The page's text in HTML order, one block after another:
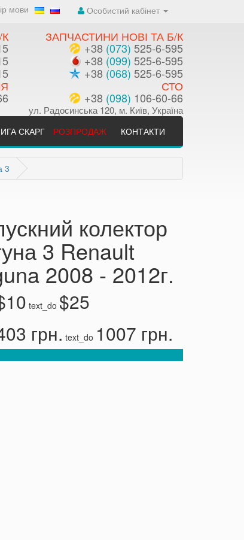
мови Особистий кабінет
ЗАПЧАСТИНИ НОВІ ТА Б/К
+38 (073) 525-6-595
+38 (099) 525-6-595
+38 (068) 525-6-595
СТО
+38 (098) 106-60-66
ул. Радосинська 120, м. Київ, Україна
СКАРГ РОЗПРОДАЖ КОНТАКТИ
3
колектор
3 Renault
2008 - 2012г.
text_do $25
грн. text_do 1007 грн.